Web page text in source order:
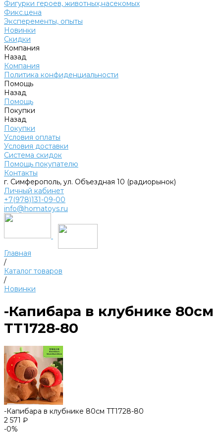
Фигурки героев, животных,насекомых
Фикс.цена
Эксперементы, опыты
Новинки
Скидки
Компания
Назад
Компания
Политика конфиденциальности
Помощь
Назад
Помощь
Покупки
Назад
Покупки
Условия оплаты
Условия доставки
Система скидок
Помощь покупателю
Контакты
г. Симферополь, ул. Объездная 10 (радиорынок)
Личный кабинет
+7(978)131-09-00
info@homatoys.ru
Главная
/
Каталог товаров
/
Новинки
-Капибара в клубнике 80см
TT1728-80
-Капибара в клубнике 80см TT1728-80
2 571 ₽
-0%